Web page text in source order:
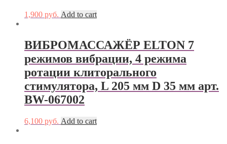
1,900 руб. Add to cart
ВИБРОМАССАЖЁР ELTON 7
режимов вибрации, 4 режима
ротации клиторального
стимулятора, L 205 мм D 35 мм арт.
BW-067002
6,100 руб. Add to cart